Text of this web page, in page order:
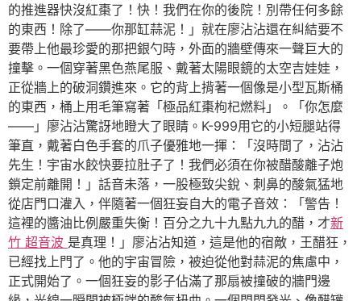
的推進器快沒紅棗了！快！我們在你的後院！別帶任何多餘
的東西！除了——你那缸蒜泥！」就在廖沾沾還在糾結要不
要帶上他最珍愛的那把銀勺時，外面的牆壁傳來一聲巨大的
撞擊。一個穿著黑色燕尾服、戴著太陽眼鏡的太空吉娃娃，
正從牆上的破洞鑽進來。它的背上揹著一個像是小型瓦斯桶
的東西，桶上用毛筆寫著「極品紅棗枸杞燃料」。「你怎麼
——」廖沾沾驚訝地瞪大了眼睛。K-999用它的小短腿站得
筆直，戴著白色手套的爪子優雅地一揮：「沒時間了，沾沾
先生！宇宙水餃快要拉肚子了！我們必須在你被醋酸離子炮
鎖定前離開！」話音未落，一股極致尖銳、刺鼻的酸氣猛地
從店門口灌入，伴隨著一個狂妄自大的電子音效：「警告！
這裡的醬油比例嚴重失衡！百分之九十九點九九的醋，才新
竹 超音波 是真理！」廖沾沾知道，這是他的宿敵，王醋狂，
已經找上門了。他的宇宙冒險，被迫從他對蒜泥的焦慮中，
正式開始了。一個狂妄的影子佔滿了那扇被撞破的牆門邊